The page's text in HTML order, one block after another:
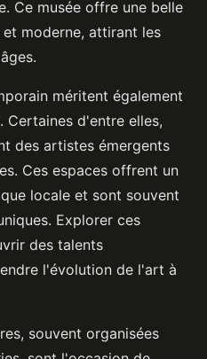
Ce musée offre une belle
moderne, attirant les
méritent également
d'entre elles,
des artistes émergents
Ces espaces offrent un
locale et sont souvent
Explorer ces
des talents
l'évolution de l'art à
souvent organisées